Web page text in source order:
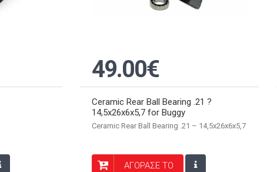
49.00€
Ceramic Rear Ball Bearing .21 ?
14,5x26x6x5,7 for Buggy
Ceramic Rear Ball Bearing .21 – 14,5x26x6x5,7
ΑΓΟΡΑΣΕ ΤΟ